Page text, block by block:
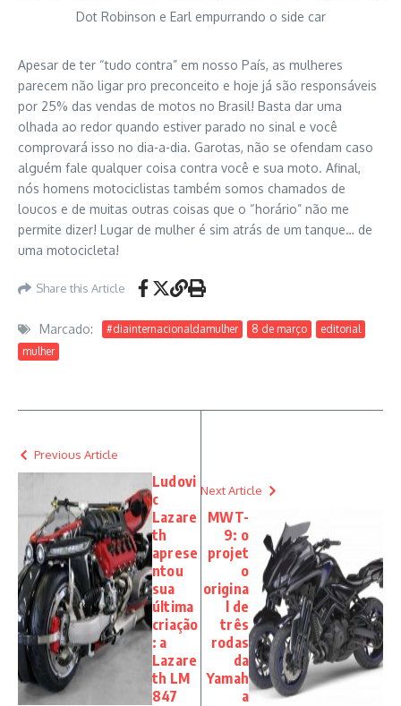
Dot Robinson e Earl empurrando o side car
Apesar de ter “tudo contra” em nosso País, as mulheres
parecem não ligar pro preconceito e hoje já são responsáveis
por 25% das vendas de motos no Brasil! Basta dar uma
olhada ao redor quando estiver parado no sinal e você
comprovará isso no dia-a-dia. Garotas, não se ofendam caso
alguém fale qualquer coisa contra você e sua moto. Afinal,
nós homens motociclistas também somos chamados de
loucos e de muitas outras coisas que o “horário” não me
permite dizer! Lugar de mulher é sim atrás de um tanque… de
uma motocicleta!
Share this Article
Marcado: #diainternacionaldamulher 8 de março
editorial
mulher
Previous Article
Ludovi
c
Lazare
th
aprese
ntou
sua
última
criação
: a
Lazare
th LM
847
Next Article
MWT-
9: o
projet
o
origina
l de
três
rodas
da
Yamah
a